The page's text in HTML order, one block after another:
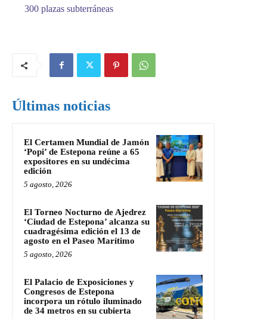
300 plazas subterráneas
Últimas noticias
El Certamen Mundial de Jamón
‘Popi’ de Estepona reúne a 65
expositores en su undécima
edición
5 agosto, 2026
El Torneo Nocturno de Ajedrez
‘Ciudad de Estepona’ alcanza su
cuadragésima edición el 13 de
agosto en el Paseo Marítimo
5 agosto, 2026
El Palacio de Exposiciones y
Congresos de Estepona
incorpora un rótulo iluminado
de 34 metros en su cubierta